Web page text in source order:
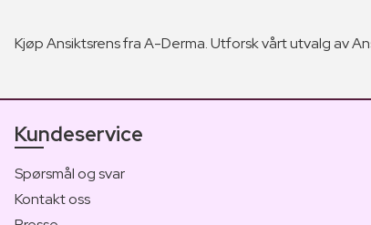
Kjøp Ansiktsrens fra A-Derma. Utforsk vårt utvalg av
Kundeservice
Spørsmål og svar
Kontakt oss